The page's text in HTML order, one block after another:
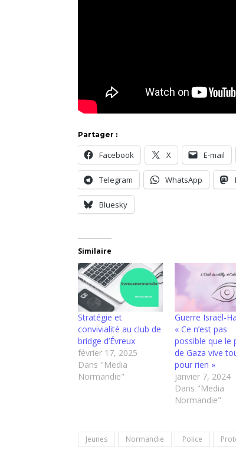
Partager :
Facebook X E-mail
Telegram WhatsApp
Bluesky
Similaire
Stratégie et
convivialité au club de
bridge d’Évreux
février 17, 2025
Dans "Media
Normandie"
Guerre Israël-
« Ce n’est pas
possible que le
de Gaza vive
pour rien »
janvier 7, 2024
Dans "Media
Normandie"
Jeunes Normandie Police